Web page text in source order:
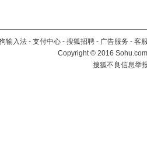
输入法 - 支付中心 - 搜狐招聘 - 广告服务 - 客
Copyright©2016
搜狐不良信息举